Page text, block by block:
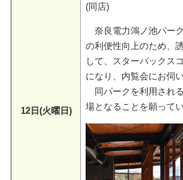
12日(火曜日)
(同店)
奈良電力鴻ノ池パー
の利便性向上のため、
して、スターバックス
になり、内覧会にお伺
同パークを利用され
場となることを願ってい